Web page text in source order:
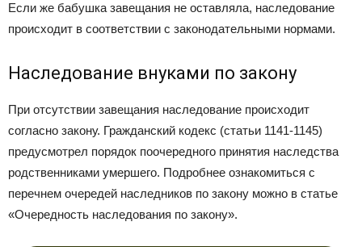
Если же бабушка завещания не оставляла, наследование
происходит в соответствии с законодательными нормами.
Наследование внуками по закону
При отсутствии завещания наследование происходит
согласно закону. Гражданский кодекс (статьи 1141-1145)
предусмотрел порядок поочередного принятия наследства
родственниками умершего. Подробнее ознакомиться с
перечнем очередей наследников по закону можно в статье
«Очередность наследования по закону».